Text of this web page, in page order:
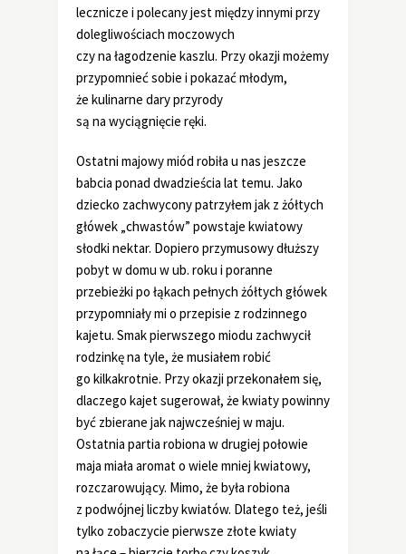
lecznicze i polecany jest między innymi przy
dolegliwościach moczowych
czy na łagodzenie kaszlu. Przy okazji możemy
przypomnieć sobie i pokazać młodym,
że kulinarne dary przyrody
są na wyciągnięcie ręki.
Ostatni majowy miód robiła u nas jeszcze
babcia ponad dwadzieścia lat temu. Jako
dziecko zachwycony patrzyłem jak z żółtych
główek „chwastów” powstaje kwiatowy
słodki nektar. Dopiero przymusowy dłuższy
pobyt w domu w ub. roku i poranne
przebieżki po łąkach pełnych żółtych główek
przypomniały mi o przepisie z rodzinnego
kajetu. Smak pierwszego miodu zachwycił
rodzinkę na tyle, że musiałem robić
go kilkakrotnie. Przy okazji przekonałem się,
dlaczego kajet sugerował, że kwiaty powinny
być zbierane jak najwcześniej w maju.
Ostatnia partia robiona w drugiej połowie
maja miała aromat o wiele mniej kwiatowy,
rozczarowujący. Mimo, że była robiona
z podwójnej liczby kwiatów. Dlatego też, jeśli
tylko zobaczycie pierwsze złote kwiaty